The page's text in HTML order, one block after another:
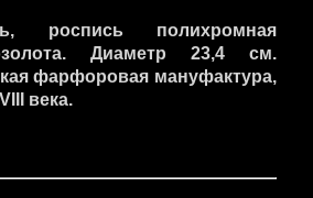
роспись полихромная
Диаметр 23,4 см.
фарфоровая мануфактура,
века.